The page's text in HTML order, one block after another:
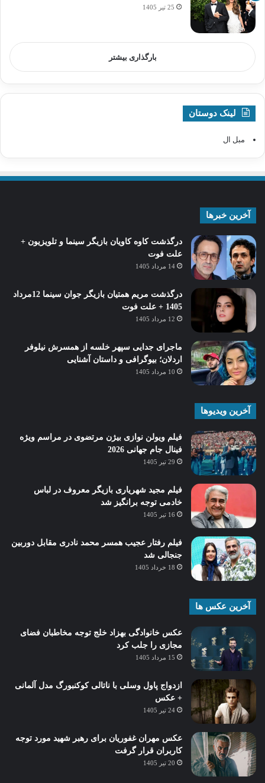
25 تیر 1405
بارگذاری بیشتر
لینک دوستان
مبل ال
آخرین خبرها
درگذشت کاوه کاویان بازیگر سینما و تلویزیون +
علت فوت
14 مرداد 1405
درگذشت مریم همتیان بازیگر جوان سینما 12مرداد
1405 + علت فوت
12 مرداد 1405
ماجرای جدایی سپهر خلسه از همسرش نیلوفر
اردلان؛ بیوگرافی و داستان آشنایی
10 مرداد 1405
آخرین ویدیوها
فیلم ویولن نوازی بیژن مرتضوی در مراسم ویژه
فینال جام جهانی 2026
29 تیر 1405
فیلم مجید شهریاری بازیگر معروف در لباس
خادمی توجه برانگیز شد
16 تیر 1405
فیلم رفتار عجیب همسر محمد نادری مقابل دوربین
جنجالی شد
18 خرداد 1405
آخرین عکس ها
عکس خانوادگی بهزاد خلج توجه مخاطبان فضای
مجازی را جلب کرد
15 مرداد 1405
ازدواج پاول وسلی با ناتالی کوکنبورگ مدل آلمانی
+ عکس
24 تیر 1405
عکس مهران غفوریان برای رهبر شهید مورد توجه
کاربران قرار گرفت
20 تیر 1405